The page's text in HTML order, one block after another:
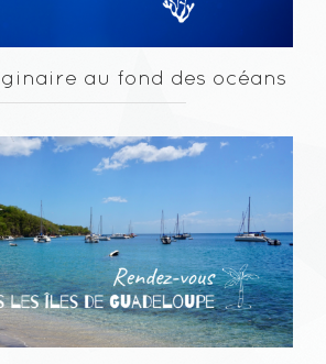
au fond des océans